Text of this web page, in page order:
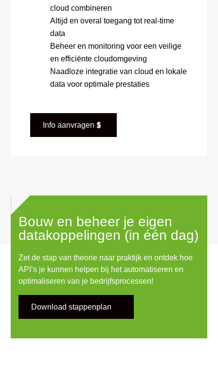
cloud combineren
Altijd en overal toegang tot real-time
data
Beheer en monitoring voor een veilige
en efficiënte cloudomgeving
Naadloze integratie van cloud en lokale
data voor optimale prestaties
Info aanvragen
Bouw en beheer je eigen
datakoppelingen (in één dag)
Zet de stap van theorie naar praktijk en ontdek hoe
API’s je kunnen helpen bij het automatiseren en
optimaliseren van je bedrijfsprocessen!
Download stappenplan